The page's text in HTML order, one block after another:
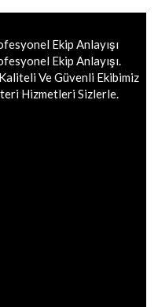
Ekip Anlayışı
Ekip Anlayışı.
Ve Güvenli Ekibimiz
Hizmetleri Sizlerle.